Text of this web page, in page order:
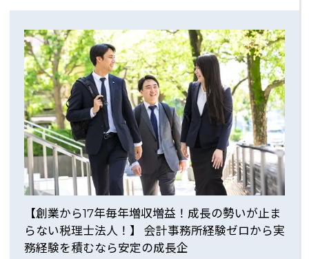
【創業から17年毎年増収増益！成長の勢いが止ま
らない税理士法人！】 会計事務所経験ゼロから実
務経験を積むなら安定の成長企